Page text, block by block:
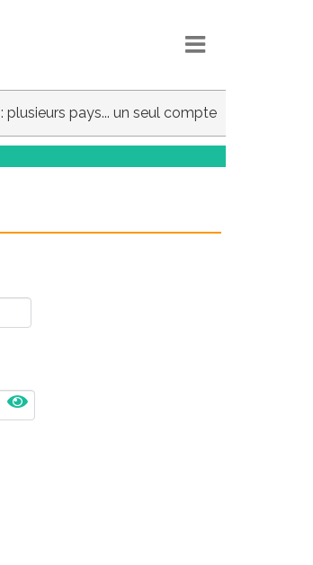
: plusieurs pays... un seul compte